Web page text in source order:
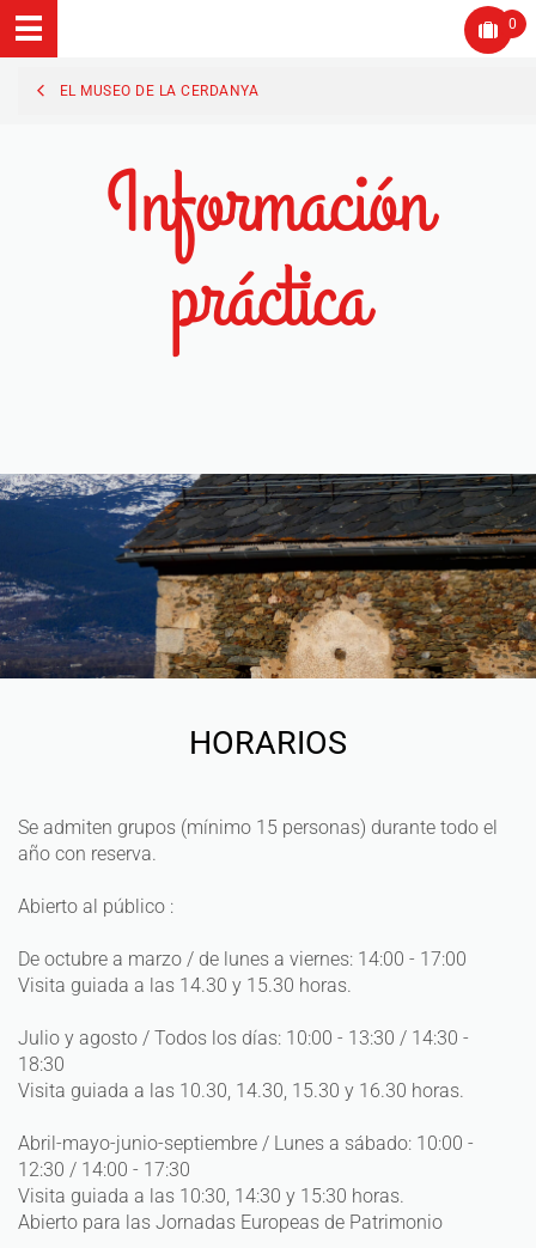
0
EL MUSEO DE LA CERDANYA
Información
práctica
HORARIOS
Se admiten grupos (mínimo 15 personas) durante todo el
año con reserva.
Abierto al público :
De octubre a marzo / de lunes a viernes: 14:00 - 17:00
Visita guiada a las 14.30 y 15.30 horas.
Julio y agosto / Todos los días: 10:00 - 13:30 / 14:30 -
18:30
Visita guiada a las 10.30, 14.30, 15.30 y 16.30 horas.
Abril-mayo-junio-septiembre / Lunes a sábado: 10:00 -
12:30 / 14:00 - 17:30
Visita guiada a las 10:30, 14:30 y 15:30 horas.
Abierto para las Jornadas Europeas de Patrimonio